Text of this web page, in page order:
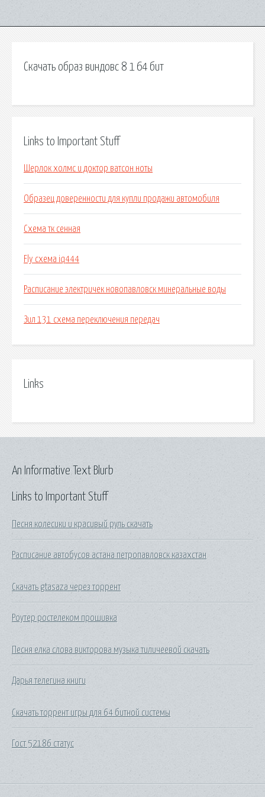
Скачать образ виндовс 8 1 64 бит
Links to Important Stuff
Шерлок холмс и доктор ватсон ноты
Образец доверенности для купли продажи автомобиля
Схема тк сенная
Fly схема iq444
Расписание электричек новопавловск минеральные воды
Зил 131 схема переключения передач
Links
Links to Important Stuff
Песня колесики и красивый руль скачать
Расписание автобусов астана петропавловск казахстан
Скачать gtasaza через торрент
Роутер ростелеком прошивка
Песня елка слова викторова музыка тиличеевой скачать
Дарья телегина книги
Скачать торрент игры для 64 битной системы
Гост 52186 статус
An Informative Text Blurb